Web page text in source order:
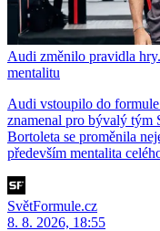
Audi změnilo pravidla
mentalitu
Audi vstoupilo do
znamenal pro bývalý tým
Bortoleta se proměnila
především mentalita
SvětFormule.cz
8. 8. 2026, 18:55